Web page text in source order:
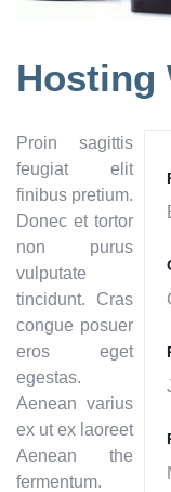
Hosting
Proin sagittis
feugiat elit
finibus pretium.
Donec et tortor
non purus
vulputate
tincidunt. Cras
congue posuer
eros eget
egestas.
Aenean varius
ex ut ex laoreet
Aenean the
fermentum.